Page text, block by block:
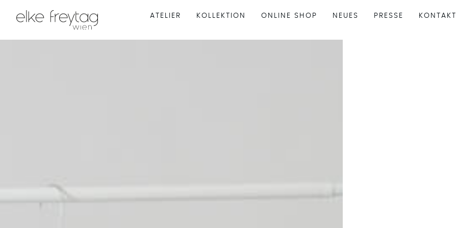
ATELIER KOLLEKTION ONLINE SHOP NEUES PRESSE KONTAKT